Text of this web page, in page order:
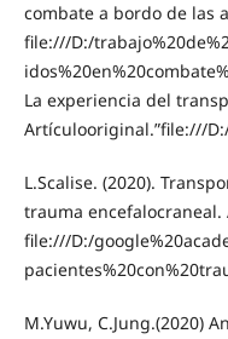
combate a bordo de las
file:///D:/
La experiencia del
Artículooriginal.”file:///
L.Scalise. (2020).
trauma
file:///D:/
M.Yuwu, C.Jung.(2020)